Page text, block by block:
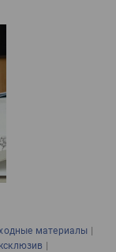
материалы |
|